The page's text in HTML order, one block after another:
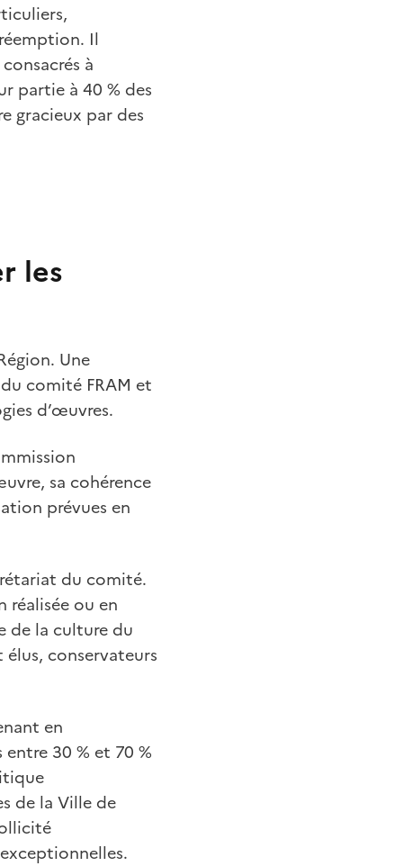
Il
à
partie à 40 % des
gracieux par des
les
Une
comité FRAM et
d’œuvres.
sa cohérence
prévues en
du comité.
réalisée ou en
de la culture du
conservateurs
en
30 % et 70 %
de la Ville de